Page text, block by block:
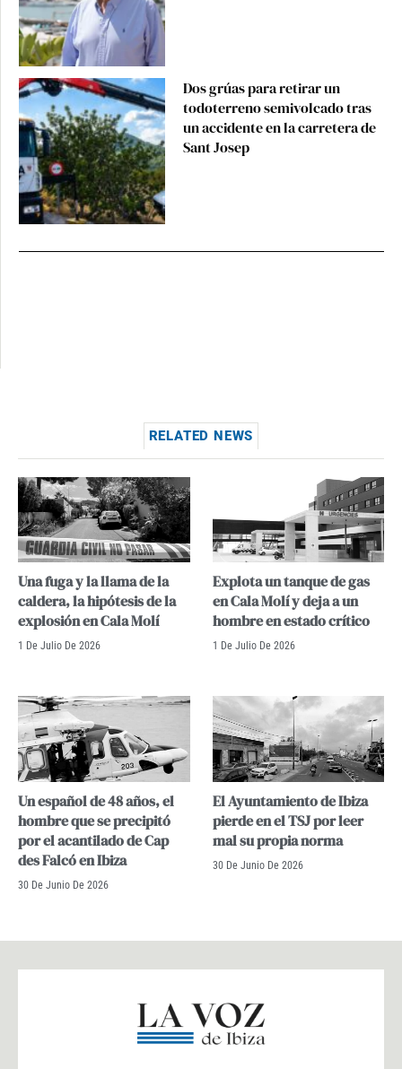
Dos grúas para retirar un
todoterreno semivolcado tras
un accidente en la carretera de
Sant Josep
RELATED NEWS
Una fuga y la llama de la
caldera, la hipótesis de la
explosión en Cala Molí
1 De Julio De 2026
Explota un tanque de gas
en Cala Molí y deja a un
hombre en estado crítico
1 De Julio De 2026
Un español de 48 años, el
hombre que se precipitó
por el acantilado de Cap
des Falcó en Ibiza
30 De Junio De 2026
El Ayuntamiento de Ibiza
pierde en el TSJ por leer
mal su propia norma
30 De Junio De 2026